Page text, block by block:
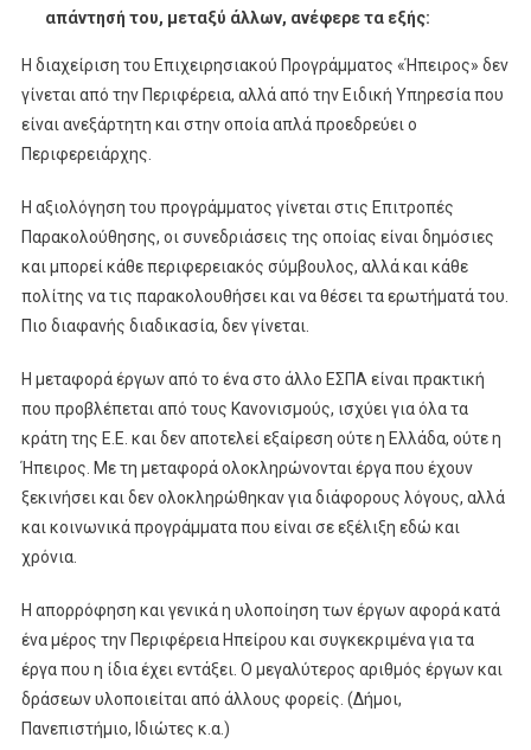
απάντησή του, μεταξύ άλλων, ανέφερε τα εξής:
Η διαχείριση του Επιχειρησιακού Προγράμματος «Ήπειρος» δεν
γίνεται από την Περιφέρεια, αλλά από την Ειδική Υπηρεσία που
είναι ανεξάρτητη και στην οποία απλά προεδρεύει ο
Περιφερειάρχης.
Η αξιολόγηση του προγράμματος γίνεται στις Επιτροπές
Παρακολούθησης, οι συνεδριάσεις της οποίας είναι δημόσιες
και μπορεί κάθε περιφερειακός σύμβουλος, αλλά και κάθε
πολίτης να τις παρακολουθήσει και να θέσει τα ερωτήματά του.
Πιο διαφανής διαδικασία, δεν γίνεται.
Η μεταφορά έργων από το ένα στο άλλο ΕΣΠΑ είναι πρακτική
που προβλέπεται από τους Κανονισμούς, ισχύει για όλα τα
κράτη της Ε.Ε. και δεν αποτελεί εξαίρεση ούτε η Ελλάδα, ούτε η
Ήπειρος. Με τη μεταφορά ολοκληρώνονται έργα που έχουν
ξεκινήσει και δεν ολοκληρώθηκαν για διάφορους λόγους, αλλά
και κοινωνικά προγράμματα που είναι σε εξέλιξη εδώ και
χρόνια.
Η απορρόφηση και γενικά η υλοποίηση των έργων αφορά κατά
ένα μέρος την Περιφέρεια Ηπείρου και συγκεκριμένα για τα
έργα που η ίδια έχει εντάξει. Ο μεγαλύτερος αριθμός έργων και
δράσεων υλοποιείται από άλλους φορείς. (Δήμοι,
Πανεπιστήμιο, Ιδιώτες κ.α.)